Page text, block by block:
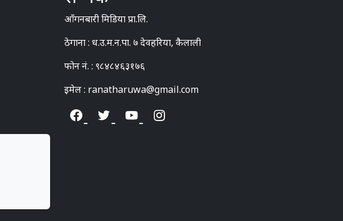
आँगनबारी मिडिया प्रा.लि.
ठेगाना : ध.उ.म.न.पा. ७ देवहरिया, कैलाली
फोन नं. : ९८४८४६३१७६
इमेल : ranatharuwa@gmail.com